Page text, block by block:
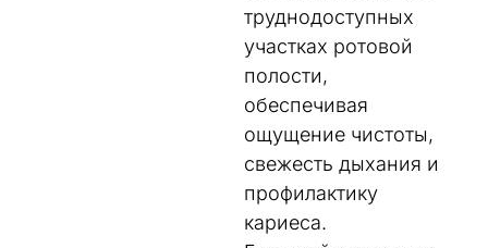
труднодоступных
участках ротовой
полости,
обеспечивая
ощущение чистоты,
свежесть дыхания и
профилактику
кариеса.